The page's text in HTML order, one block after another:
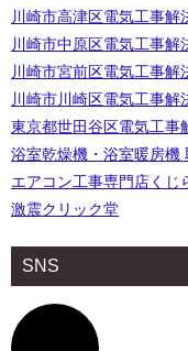
川崎市高津区電気工事解
川崎市中原区電気工事解
川崎市宮前区電気工事解
川崎市川崎区電気工事解
東京都世田谷区電気工事
浴室乾燥機・浴室暖房機
エアコン工事専門店くじ
激震クリック堂
SNS
イ
コ